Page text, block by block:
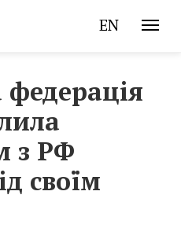
EN
з РФ
своїм